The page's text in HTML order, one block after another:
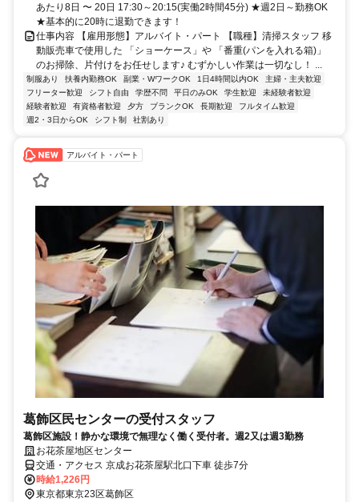
あたり8日 〜 20日 17:30～20:15(実働2時間45分) ★週2日～勤務OK
★基本的に20時に退勤できます！
仕事内容 【雇用形態】アルバイト・パート 【職種】清掃スタッフ 移
動販売車で使用した 「ショーケース」や 「番重(パンを入れる箱)」
のお掃除、片付けをお任せします♪ むずかしい作業は一切なし！ ...
制服あり 扶養内勤務OK 副業・WワークOK 1日4時間以内OK
主婦・主夫歓迎
フリーター歓迎
シフト自由 学歴不問 平日のみOK 学生歓迎
未経験者歓迎
経験者歓迎
有資格者歓迎 夕方 ブランクOK 長期歓迎
フルタイム歓迎
週2・3日からOK
シフト制 社割あり
アルバイト・パート
葛飾区民センターの受付スタッフ
葛飾区施設！静かな環境で無理なく働く受付者。週2又は週3勤務
お花茶屋地区センター
交通・アクセス 京成お花茶屋駅北口下車 徒歩7分
時給1,226円
東京都東京23区葛飾区